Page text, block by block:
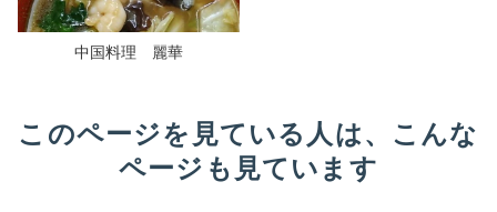
中国料理 麗華
このページを見ている人は、こんな
ページも見ています